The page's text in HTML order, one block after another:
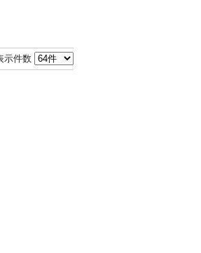
示件数